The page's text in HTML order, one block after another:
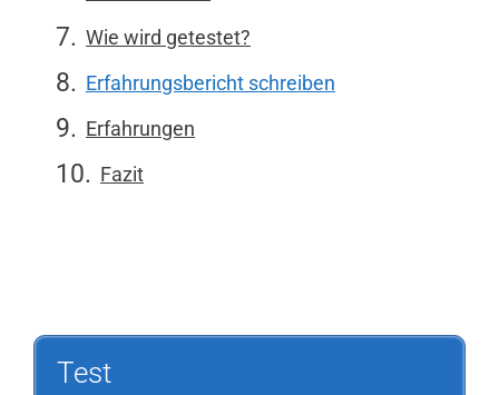
Wie wird getestet?
Erfahrungsbericht schreiben
Erfahrungen
Fazit
Test